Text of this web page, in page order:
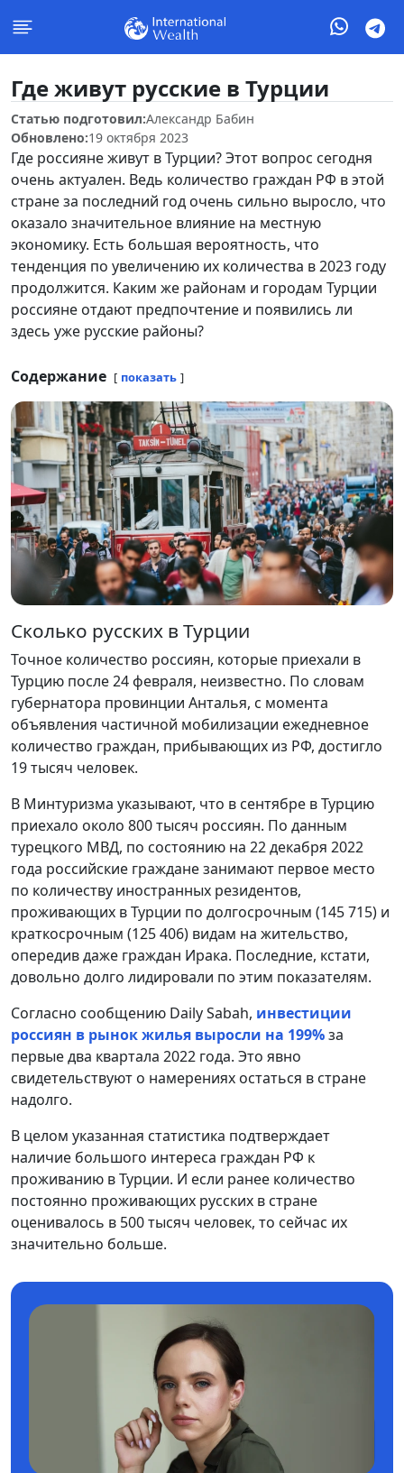
Где живут русские в Турции
Статью подготовил:Александр Бабин
Обновлено:19 октября 2023
Где россияне живут в Турции? Этот вопрос сегодня
очень актуален. Ведь количество граждан РФ в этой
стране за последний год очень сильно выросло, что
оказало значительное влияние на местную
экономику. Есть большая вероятность, что
тенденция по увеличению их количества в 2023 году
продолжится. Каким же районам и городам Турции
россияне отдают предпочтение и появились ли
здесь уже русские районы?
Содержание показать
Сколько русских в Турции
Точное количество россиян, которые приехали в
Турцию после 24 февраля, неизвестно. По словам
губернатора провинции Анталья, с момента
объявления частичной мобилизации ежедневное
количество граждан, прибывающих из РФ, достигло
19 тысяч человек.
В Минтуризма указывают, что в сентябре в Турцию
приехало около 800 тысяч россиян. По данным
турецкого МВД, по состоянию на 22 декабря 2022
года российские граждане занимают первое место
по количеству иностранных резидентов,
проживающих в Турции по долгосрочным (145 715) и
краткосрочным (125 406) видам на жительство,
опередив даже граждан Ирака. Последние, кстати,
довольно долго лидировали по этим показателям.
Согласно сообщению Daily Sabah, инвестиции
россиян в рынок жилья выросли на 199%за
первые два квартала 2022 года. Это явно
свидетельствуют о намерениях остаться в стране
надолго.
В целом указанная статистика подтверждает
наличие большого интереса граждан РФ к
проживанию в Турции. И если ранее количество
постоянно проживающих русских в стране
оценивалось в 500 тысяч человек, то сейчас их
значительно больше.